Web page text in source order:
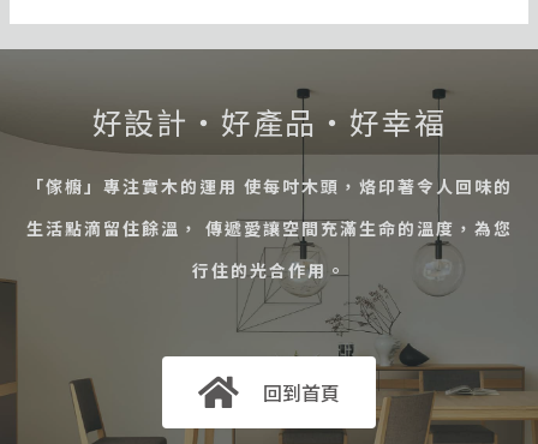
好設計・好產品・好幸福
「傢櫥」專注實木的運用 使每吋木頭，烙印著令人回味的
生活點滴留住餘溫， 傳遞愛讓空間充滿生命的溫度，為您
行住的光合作用。
回到首頁